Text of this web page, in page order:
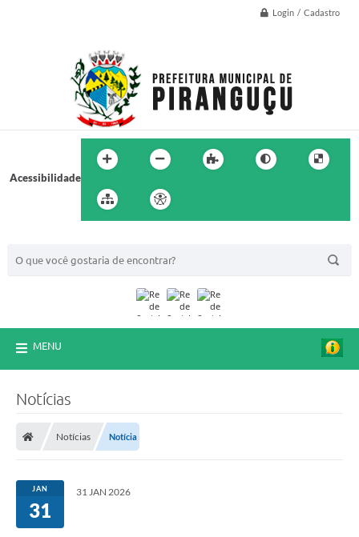
Login / Cadastro
Acessibilidade
MENU
Notícias
Notícias Notícia
JAN
31
31 JAN 2026